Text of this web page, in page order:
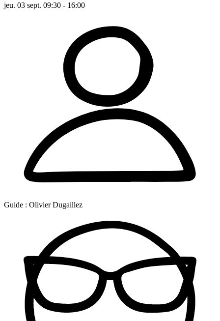
jeu. 03 sept. 09:30 - 16:00
Guide : Olivier Dugaillez